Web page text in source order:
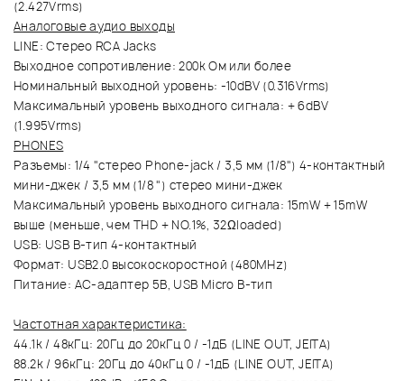
(2.427Vrms)
Аналоговые аудио выходы
LINE: Стерео RCA Jacks
Выходное сопротивление: 200k Ом или более
Номинальный выходной уровень: -10dBV (0.316Vrms)
Максимальный уровень выходного сигнала: + 6dBV
(1.995Vrms)
PHONES
Разъемы: 1/4 "стерео Phone-jack / 3,5 мм (1/8") 4-контактный
мини-джек / 3,5 мм (1/8 ") стерео мини-джек
Максимальный уровень выходного сигнала: 15mW + 15mW
выше (меньше, чем THD + NO.1%, 32Ωloaded)
USB: USB B-тип 4-контактный
Формат: USB2.0 высокоскоростной (480MHz)
Питание: AC-адаптер 5В, USB Micro B-тип
Частотная характеристика:
44.1k / 48кГц: 20Гц до 20кГц 0 / -1дБ (LINE OUT, JEITA)
88.2k / 96кГц: 20Гц до 40кГц 0 / -1дБ (LINE OUT, JEITA)